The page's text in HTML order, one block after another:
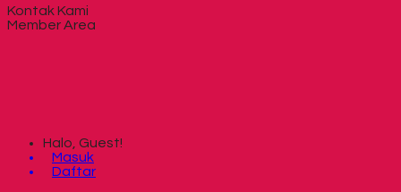
Kontak Kami
Member Area
Halo, Guest!
Masuk
Daftar